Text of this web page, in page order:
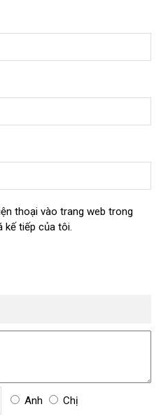
thoại vào trang web trong
kế tiếp của tôi.
Anh Chị